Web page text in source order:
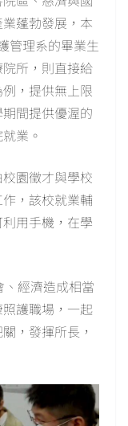
蓬勃發展，本
管理系的畢業生
所，則直接給
，提供無上限
間提供優渥的
業。
園徵才與學校
，該校就業輔
用手機，在學
、經濟造成相當
護職場，一起
，發揮所長，